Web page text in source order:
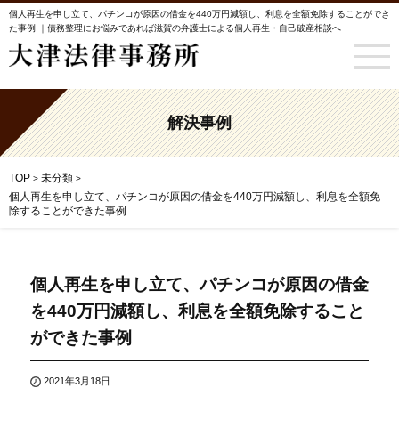
個人再生を申し立て、パチンコが原因の借金を440万円減額し、利息を全額免除することができ
た事例 ｜債務整理にお悩みであれば滋賀の弁護士による個人再生・自己破産相談へ
解決事例
TOP > 未分類 >
個人再生を申し立て、パチンコが原因の借金を440万円減額し、利息を全額免
除することができた事例
個人再生を申し立て、パチンコが原因の借金
を440万円減額し、利息を全額免除すること
ができた事例
2021年3月18日